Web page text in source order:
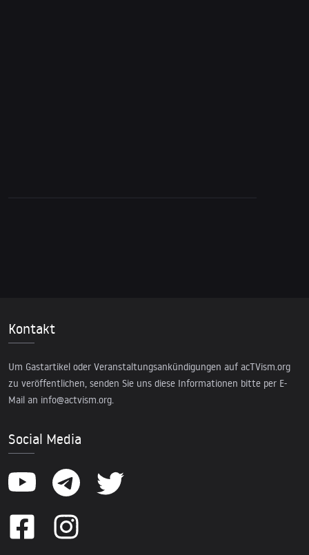
Kontakt
Um Gastartikel oder Veranstaltungsankündigungen auf acTVism.org
zu veröffentlichen, senden Sie uns diese Informationen bitte per E-
Mail an info@actvism.org.
Social Media